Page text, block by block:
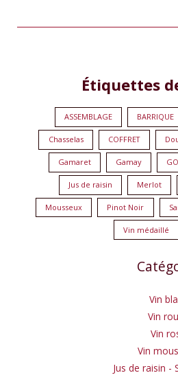
Étiquettes
ASSEMBLAGE BARRIQUE
Chasselas COFFRET
Gamaret Gamay
Jus de raisin Merlot
Mousseux Pinot Noir
Vin médaillé
Vin
Vin
Vin
Vin
Jus de raisin -